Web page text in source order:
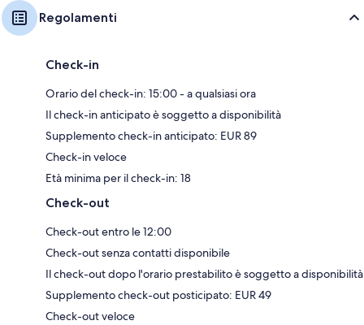
Regolamenti
Check-in
Orario del check-in: 15:00 - a qualsiasi ora
Il check-in anticipato è soggetto a disponibilità
Supplemento check-in anticipato: EUR 89
Check-in veloce
Età minima per il check-in: 18
Check-out
Check-out entro le 12:00
Check-out senza contatti disponibile
Il check-out dopo l'orario prestabilito è soggetto a disponibilità
Supplemento check-out posticipato: EUR 49
Check-out veloce